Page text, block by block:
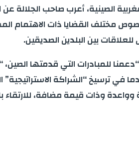
الصينية، أعرب صاحب الجلالة
مختلف القضايا ذات الاهتمام
بين البلدين الصديقين.
للمبادرات التي قدمتها
وذات قيمة مضافة، للارتقاء